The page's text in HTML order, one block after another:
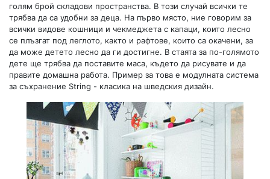
голям брой складови пространства. В този случай всички те
трябва да са удобни за деца. На първо място, ние говорим за
всички видове кошници и чекмеджета с капаци, които лесно
се плъзгат под леглото, както и рафтове, които са окачени, за
да може детето лесно да ги достигне. В стаята за по-голямото
дете ще трябва да поставите маса, където да рисувате и да
правите домашна работа. Пример за това е модулната система
за съхранение String - класика на шведския дизайн.